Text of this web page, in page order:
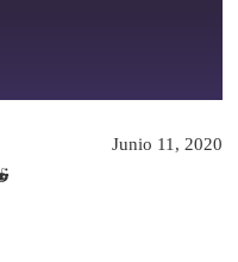
Junio 11, 2020